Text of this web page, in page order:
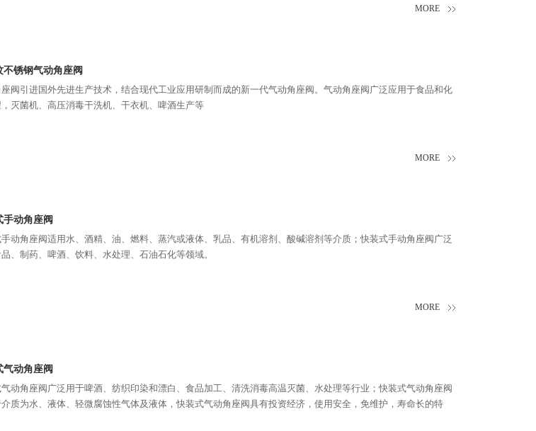
MORE
不锈钢气动角座阀
阀引进国外先进生产技术，结合现代工业应用研制而成的新一代气动角座阀。气动角座阀广泛应用于食品和化
灭菌机、高压消毒干洗机、干衣机、啤酒生产等
MORE
手动角座阀
动角座阀适用水、酒精、油、燃料、蒸汽或液体、乳品、有机溶剂、酸碱溶剂等介质；快装式手动角座阀广泛
、制药、啤酒、饮料、水处理、石油石化等领域。
MORE
气动角座阀
动角座阀广泛用于啤酒、纺织印染和漂白、食品加工、清洗消毒高温灭菌、水处理等行业；快装式气动角座阀
质为水、液体、轻微腐蚀性气体及液体，快装式气动角座阀具有投资经济，使用安全，免维护，寿命长的特